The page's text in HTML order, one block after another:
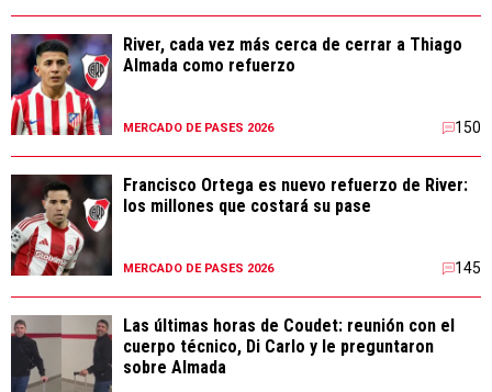
River, cada vez más cerca de cerrar a Thiago
Almada como refuerzo
MERCADO DE PASES 2026 150
Francisco Ortega es nuevo refuerzo de River:
los millones que costará su pase
MERCADO DE PASES 2026 145
Las últimas horas de Coudet: reunión con el
cuerpo técnico, Di Carlo y le preguntaron
sobre Almada